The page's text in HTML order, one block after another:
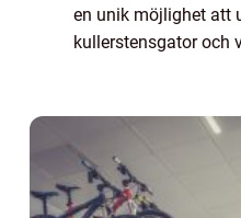
en unik möjlighet att
kullerstensgator och